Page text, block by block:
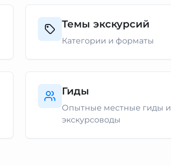
Темы экскурсий
Категории и форматы
Гиды
Опытные местные гиды и
экскурсоводы